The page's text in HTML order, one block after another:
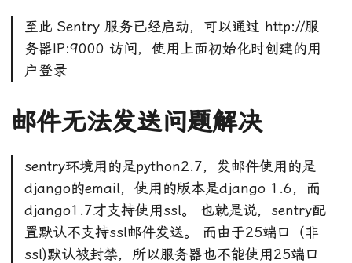
至此 Sentry 服务已经启动，可以通过 http://服
务器IP:9000 访问，使用上面初始化时创建的用
户登录
邮件无法发送问题解决
sentry环境用的是python2.7，发邮件使用的是
django的email，使用的版本是django 1.6，而
django1.7才支持使用ssl。 也就是说，sentry配
置默认不支持ssl邮件发送。 而由于25端口（非
ssl)默认被封禁，所以服务器也不能使用25端口